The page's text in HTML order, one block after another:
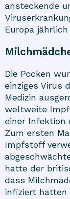
ansteckende
Europa
Die Pocken
einziges Virus
Medizin
weltweite
einer Infektion
Zum ersten
Impfstoff
hatte der
dass
infiziert hatten